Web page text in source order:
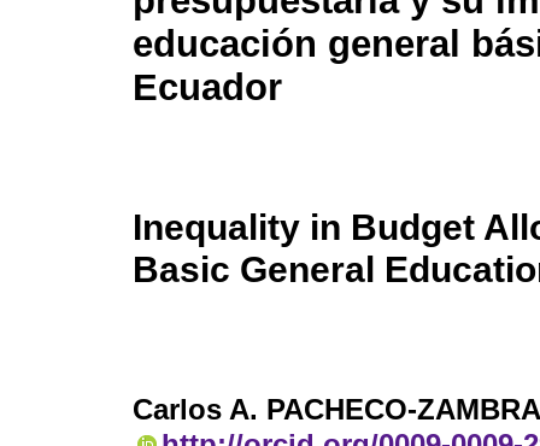
educación general
Ecuador
Inequality in Budget
Basic General
Carlos A. PACHECO-